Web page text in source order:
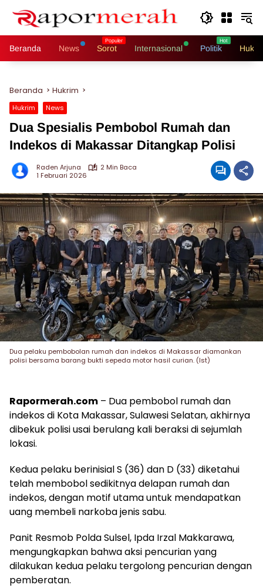
Beranda News Sorot Internasional Politik
Beranda Hukrim
Hukrim News
Dua Spesialis Pembobol Rumah dan
Indekos di Makassar Ditangkap Polisi
Raden Arjuna
2 Min Baca
1 Februari 2026
Dua pelaku pembobolan rumah dan indekos di Makassar diamankan
polisi bersama barang bukti sepeda motor hasil curian. (Ist)
Rapormerah.com – Dua pembobol rumah dan
indekos di Kota Makassar, Sulawesi Selatan, akhirnya
dibekuk polisi usai berulang kali beraksi di sejumlah
lokasi.
Kedua pelaku berinisial S (36) dan D (33) diketahui
telah membobol sedikitnya delapan rumah dan
indekos, dengan motif utama untuk mendapatkan
uang membeli narkoba jenis sabu.
Panit Resmob Polda Sulsel, Ipda Irzal Makkarawa,
mengungkapkan bahwa aksi pencurian yang
dilakukan kedua pelaku tergolong pencurian dengan
pemberatan.